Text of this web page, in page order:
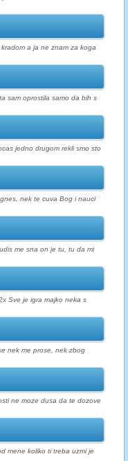
a ja ne znam za koga
sam oprostila samo da bih s
jedno drugom rekli smo sto
nek te cuva Bog i nauci
me sna on je tu, tu da mi
Sve je igra majko neka s
nek me prose, nek zbog
ne moze dusa da te dozove
mene koliko ti treba uzmi je